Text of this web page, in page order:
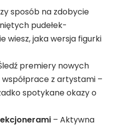
sposób na zdobycie
pudełek-
wiesz, jaka wersja figurki
premiery nowych
z artystami –
spotykane okazy o
– Aktywna